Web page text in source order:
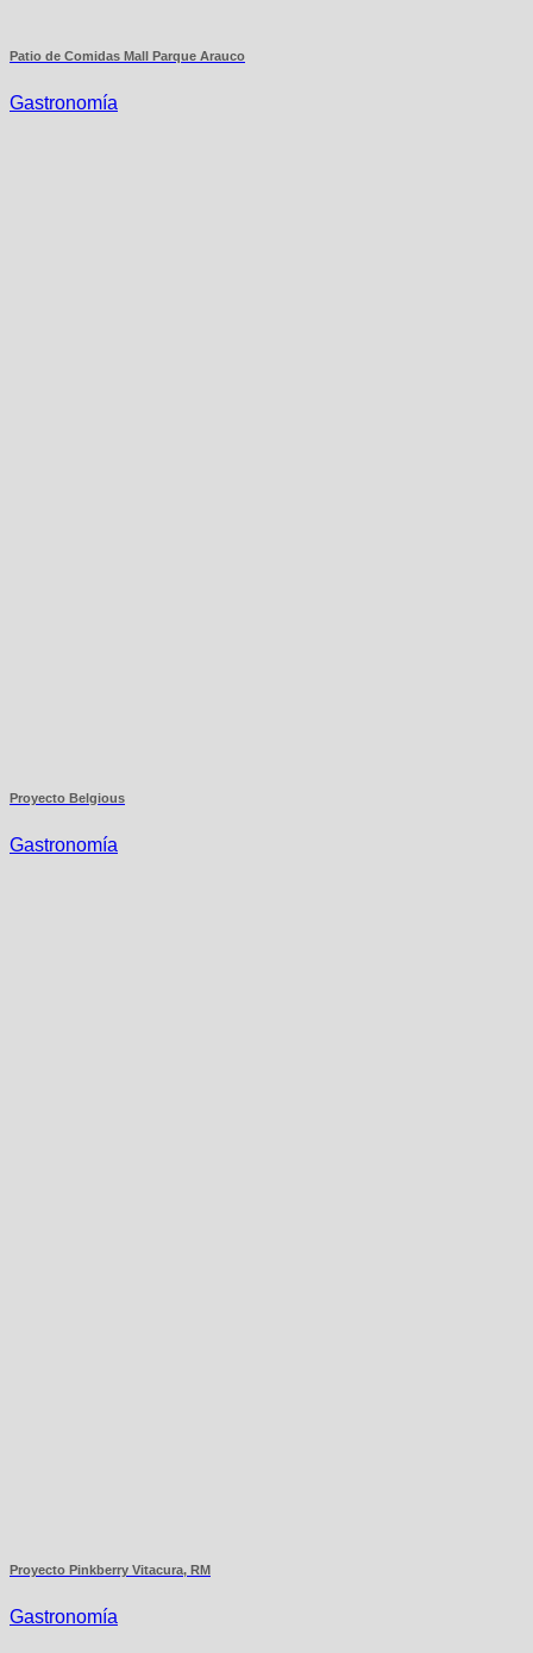
Patio de Comidas Mall Parque Arauco
Gastronomía
Proyecto Belgious
Gastronomía
Proyecto Pinkberry Vitacura, RM
Gastronomía